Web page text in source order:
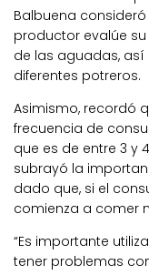
Balbuena
productor evalúe
de las aguadas,
diferentes potreros.
Asimismo, recordó
frecuencia de
que es de entre 3 y
subrayó la
dado que, si el
comienza a comer
“Es importante
tener problemas